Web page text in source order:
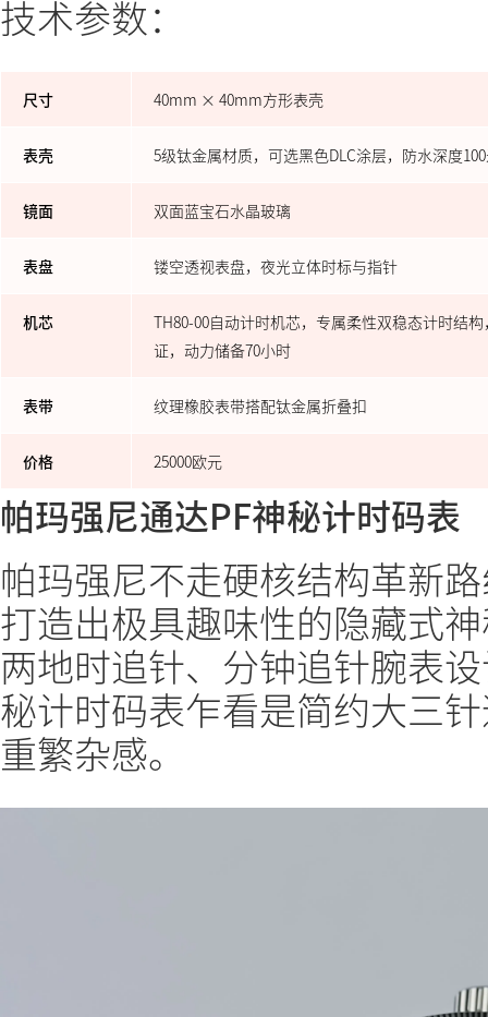
技术参数：
尺寸 40mm × 40mm方形表壳
表壳 5级钛金属材质，可选黑色DLC涂层，防水深度
镜面 双面蓝宝石水晶玻璃
表盘 镂空透视表盘，夜光立体时标与指针
机芯
TH80-00自动计时机芯，专属柔性双稳态计时结
证，动力储备70小时
表带 纹理橡胶表带搭配钛金属折叠扣
价格 25000欧元
帕玛强尼通达PF神秘计时码表
帕玛强尼不走硬核结构革新
打造出极具趣味性的隐藏式
两地时追针、分钟追针腕表
秘计时码表乍看是简约大三
重繁杂感。